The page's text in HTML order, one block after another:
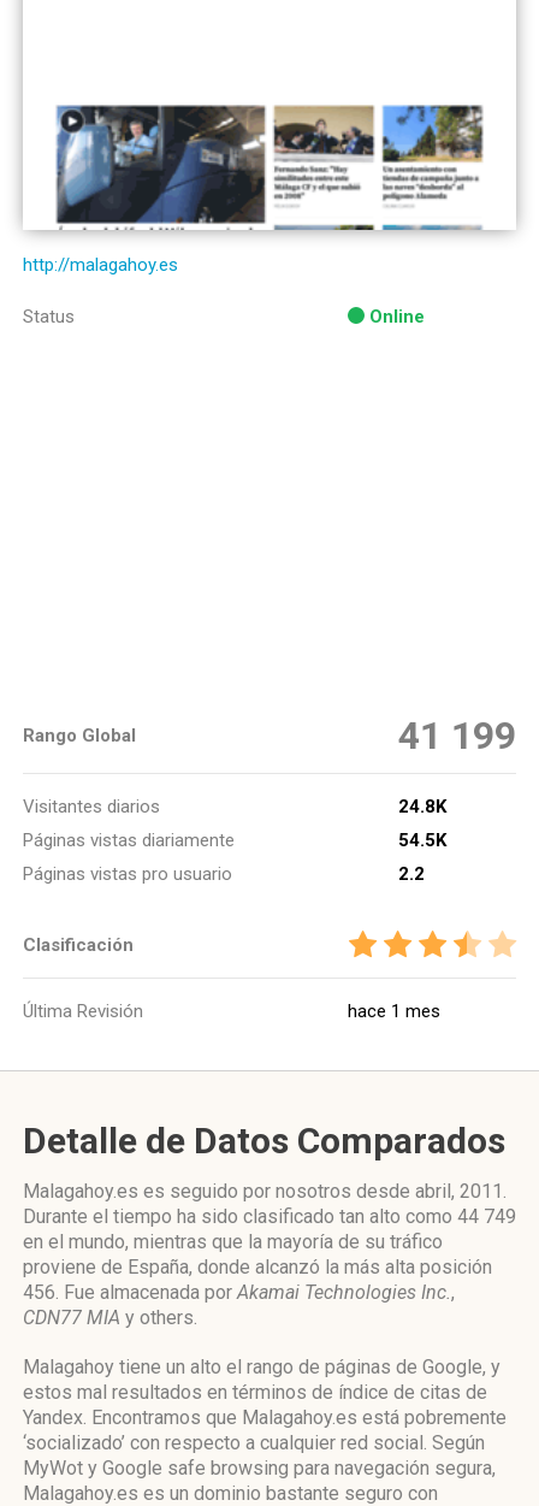
http://malagahoy.es
Status Online
Rango Global 41 199
Visitantes diarios
24.8K
Páginas vistas diariamente
54.5K
Páginas vistas pro usuario
2.2
Clasificación
Última Revisión hace 1 mes
Detalle de Datos Comparados
Malagahoy.es es seguido por nosotros desde abril, 2011.
Durante el tiempo ha sido clasificado tan alto como 44 749
en el mundo, mientras que la mayoría de su tráfico
proviene de España, donde alcanzó la más alta posición
456. Fue almacenada porAkamai Technologies Inc.,
CDN77 MIA y others.
Malagahoy tiene un alto el rango de páginas de Google, y
estos mal resultados en términos de índice de citas de
Yandex. Encontramos que Malagahoy.es está pobremente
‘socializado’ con respecto a cualquier red social. Según
MyWot y Google safe browsing para navegación segura,
Malagahoy.es es un dominio bastante seguro con